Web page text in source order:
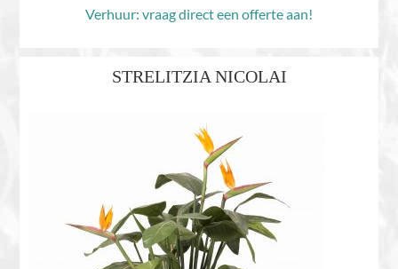
Verhuur: vraag direct een offerte aan!
STRELITZIA NICOLAI